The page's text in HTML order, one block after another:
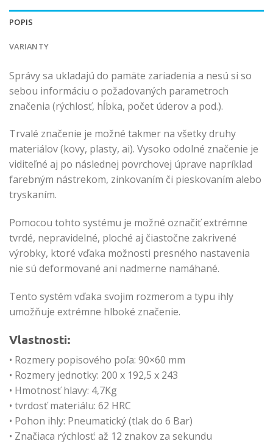
POPIS
VARIANTY
Správy sa ukladajú do pamäte zariadenia a nesú si so
sebou informáciu o požadovaných parametroch
značenia (rýchlosť, hĺbka, počet úderov a pod.).
Trvalé značenie je možné takmer na všetky druhy
materiálov (kovy, plasty, ai). Vysoko odolné značenie je
viditeľné aj po následnej povrchovej úprave napríklad
farebným nástrekom, zinkovaním či pieskovaním alebo
tryskaním.
Pomocou tohto systému je možné označiť extrémne
tvrdé, nepravidelné, ploché aj čiastočne zakrivené
výrobky, ktoré vďaka možnosti presného nastavenia
nie sú deformované ani nadmerne namáhané.
Tento systém vďaka svojim rozmerom a typu ihly
umožňuje extrémne hlboké značenie.
Vlastnosti:
• Rozmery popisového poľa: 90×60 mm
• Rozmery jednotky: 200 x 192,5 x 243
• Hmotnosť hlavy: 4,7Kg
• tvrdosť materiálu: 62 HRC
• Pohon ihly: Pneumatický (tlak do 6 Bar)
• Značiaca rýchlosť: až 12 znakov za sekundu